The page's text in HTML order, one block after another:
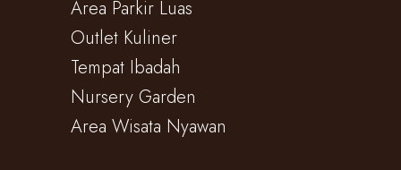
Area Parkir Luas
Outlet Kuliner
Tempat Ibadah
Nursery Garden
Area Wisata Nyawan